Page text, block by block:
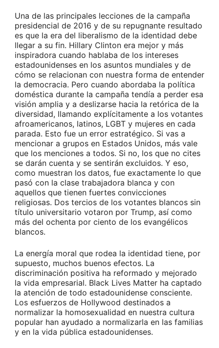
Una de las principales lecciones de la campaña
presidencial de 2016 y de su repugnante resultado
es que la era del liberalismo de la identidad debe
llegar a su fin. Hillary Clinton era mejor y más
inspiradora cuando hablaba de los intereses
estadounidenses en los asuntos mundiales y de
cómo se relacionan con nuestra forma de entender
la democracia. Pero cuando abordaba la política
doméstica durante la campaña tendía a perder esa
visión amplia y a deslizarse hacia la retórica de la
diversidad, llamando explícitamente a los votantes
afroamericanos, latinos, LGBT y mujeres en cada
parada. Esto fue un error estratégico. Si vas a
mencionar a grupos en Estados Unidos, más vale
que los menciones a todos. Si no, los que no cites
se darán cuenta y se sentirán excluidos. Y eso,
como muestran los datos, fue exactamente lo que
pasó con la clase trabajadora blanca y con
aquellos que tienen fuertes convicciones
religiosas. Dos tercios de los votantes blancos sin
título universitario votaron por Trump, así como
más del ochenta por ciento de los evangélicos
blancos.
La energía moral que rodea la identidad tiene, por
supuesto, muchos buenos efectos. La
discriminación positiva ha reformado y mejorado
la vida empresarial. Black Lives Matter ha captado
la atención de todo estadounidense consciente.
Los esfuerzos de Hollywood destinados a
normalizar la homosexualidad en nuestra cultura
popular han ayudado a normalizarla en las familias
y en la vida pública estadounidenses.